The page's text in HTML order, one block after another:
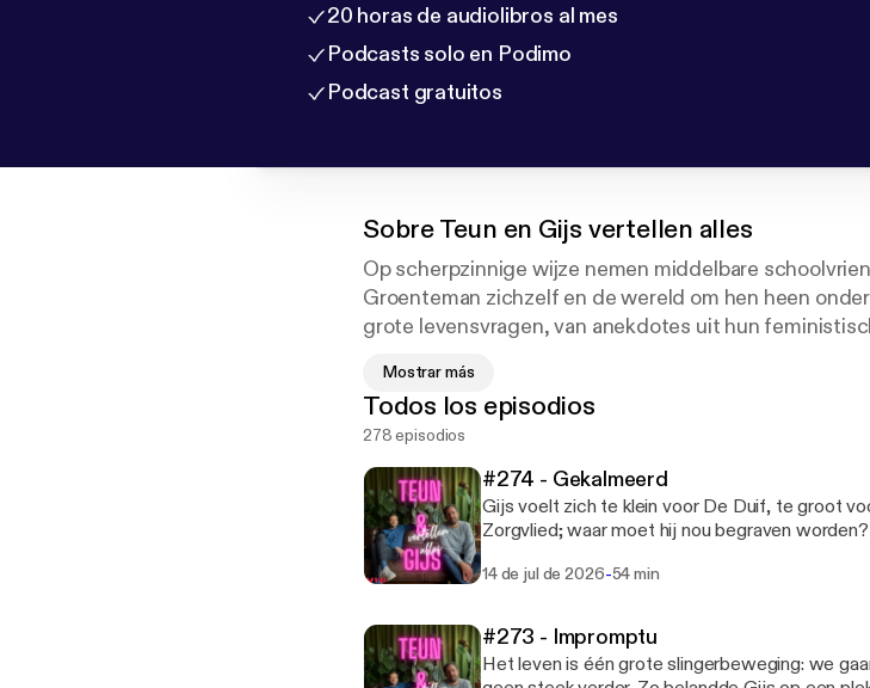
20 horas de audiolibros al mes
Podcasts solo en Podimo
Podcast gratuitos
SobreTeun en Gijs vertellen alles
Op scherpzinnige wijze nemen middelbare
Groenteman zichzelf en de wereld om hen heen
grote levensvragen, van anekdotes uit hun
Beatles-college van Gijs en de wekelijkse
Hosted on Acast. See acast.com/privacy for more
Mostrar más
Todos los episodios
278 episodios
#274 - Gekalmeerd
Gijs voelt zich te klein voor De Duif, te groot
Zorgvlied; waar moet hij nou begraven
heeft hij aangevinkt: hoe loopt dit af? Teun is
naar de sportschool en we sluiten af met de
❤️ Insta: @teun.gijs [https://www.instagram.com/
petje.af/teunengijsvertellenalles [https://petje.af/
14 de jul de 2026-54 min
#273 - Impromptu
Het leven is één grote slingerbeweging: we